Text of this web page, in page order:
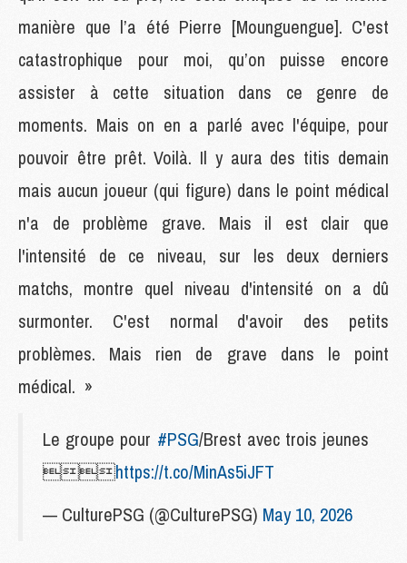
manière que l’a été Pierre [Mounguengue]. C'est
catastrophique pour moi, qu’on puisse encore
assister à cette situation dans ce genre de
moments. Mais on en a parlé avec l'équipe, pour
pouvoir être prêt. Voilà. Il y aura des titis demain
mais aucun joueur (qui figure) dans le point médical
n'a de problème grave. Mais il est clair que
l'intensité de ce niveau, sur les deux derniers
matchs, montre quel niveau d'intensité on a dû
surmonter. C'est normal d'avoir des petits
problèmes. Mais rien de grave dans le point
médical. »
Le groupe pour #PSG/Brest avec trois jeunes
https://t.co/MinAs5iJFT
— CulturePSG (@CulturePSG) May 10, 2026